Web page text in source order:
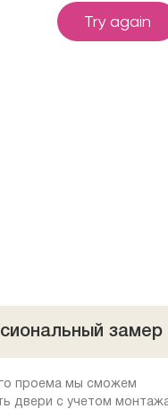
замер
проема мы сможем
двери с учетом